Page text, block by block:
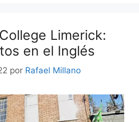
Limerick:
en el Inglés
por Rafael Millano